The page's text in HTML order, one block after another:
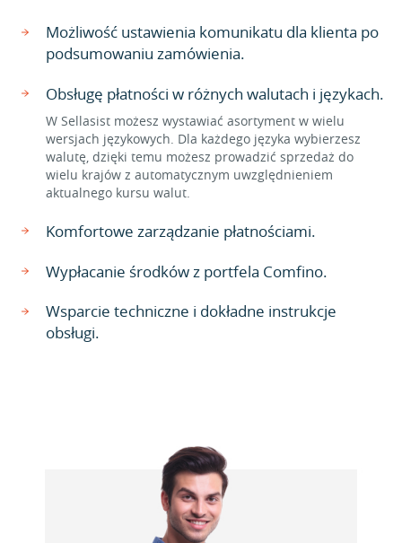
Możliwość ustawienia komunikatu dla klienta po
podsumowaniu zamówienia.
Obsługę płatności w różnych walutach i językach.
W Sellasist możesz wystawiać asortyment w wielu
wersjach językowych. Dla każdego języka wybierzesz
walutę, dzięki temu możesz prowadzić sprzedaż do
wielu krajów z automatycznym uwzględnieniem
aktualnego kursu walut.
Komfortowe zarządzanie płatnościami.
Wypłacanie środków z portfela Comfino.
Wsparcie techniczne i dokładne instrukcje
obsługi.